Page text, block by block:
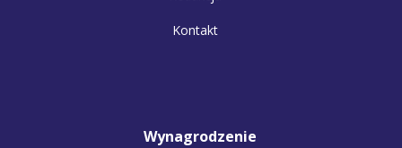
Kontakt
Wynagrodzenie